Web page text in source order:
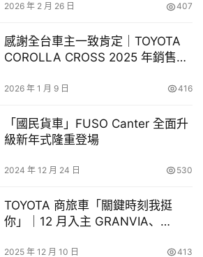
電 SUV – Audi Q6 e-tron 採用先進
Electric）純電平台，融合創新
2026 年 2 月 26 日 407
感謝全台車主一致肯定｜TOYOTA
COROLLA CROSS 2025 年銷售再
2026 年 1 月 9 日 416
「國民貨車」FUSO Canter 全面升
級新年式隆重登場
2024 年 12 月 24 日 530
TOYOTA 商旅車「關鍵時刻我挺
你」｜12 月入主 GRANVIA、
優惠
2025 年 12 月 10 日 413